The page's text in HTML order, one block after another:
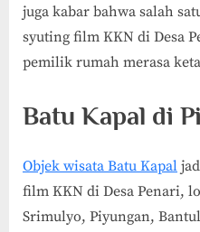
juga kabar bahwa salah
syuting film KKN di Desa
pemilik rumah merasa
Batu Kapal di
Objek wisata Batu Kapal
film KKN di Desa Penari,
Srimulyo, Piyungan,